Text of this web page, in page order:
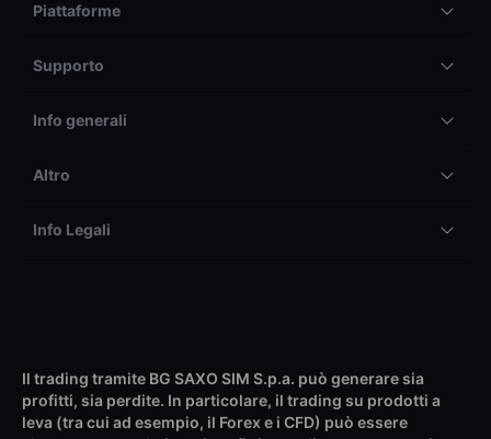
Piattaforme
Supporto
Info generali
Altro
Info Legali
Il trading tramite BG SAXO SIM S.p.a. può generare sia
profitti, sia perdite. In particolare, il trading su prodotti a
leva (tra cui ad esempio, il Forex e i CFD) può essere